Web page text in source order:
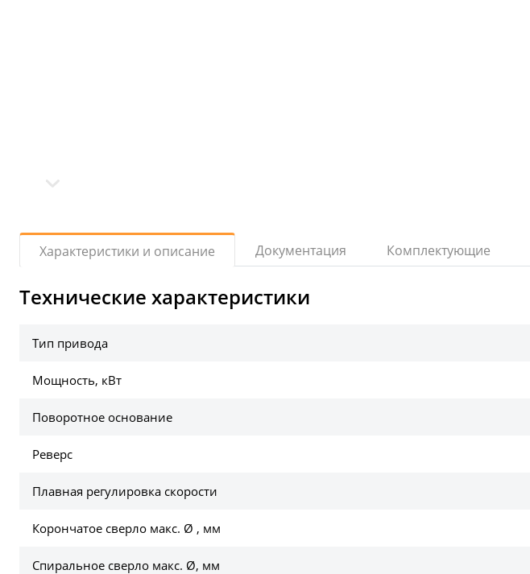
Характеристики и описание Документация Комплектующие
Технические характеристики
Тип привода
Мощность, кВт
Поворотное основание
Реверс
Плавная регулировка скорости
Корончатое сверло макс. Ø , мм
Спиральное сверло макс. Ø, мм